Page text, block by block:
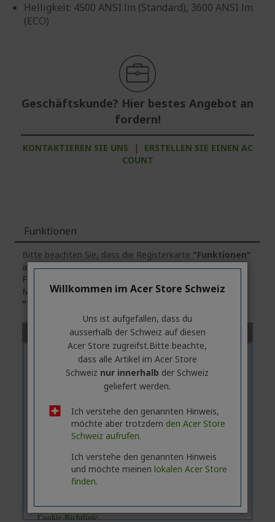
Helligkeit: 4500 ANSI lm (Standard), 3600 ANSI lm
(ECO)
Geschäftskunde? Hier bestes Angebot an
fordern!
KONTAKTIEREN SIE UNS |
ERSTELLEN SIE EINEN AC
COUNT
Funktionen
Bitte beachten Sie, dass die Registerkarte "Funktionen"
allgemeine Informationen über die Produktserie enthält.
Für die genauen technischen Daten des ausgewählten
ModellsklickenSie bitte auf die Registerkarte
"Technische Daten"
Willkommen im Acer Store Schweiz
Uns ist aufgefallen, dass du
ausserhalb ​der Schweiz auf diesen
Acer Store zugreifst.​Bitte beachte,
dass alle Artikel im Acer Store
Schweiz nur innerhalb der Schweiz
geliefert werden.
Ich verstehe den genannten Hinweis,
möchte aber trotzdem den Acer Store
Schweiz aufrufen.
Ich verstehe den genannten Hinweis
und möchte meinen lokalen Acer Store
finden.